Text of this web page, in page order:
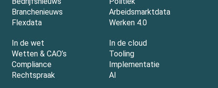
Branchenieuws
Flexdata
Arbeidsmarktdata
Werken 4.0
In de wet
Wetten & CAO’s
Compliance
Rechtspraak
In de cloud
Tooling
Implementatie
AI